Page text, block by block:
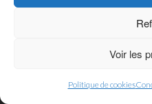
Voir les
Politique de cookies